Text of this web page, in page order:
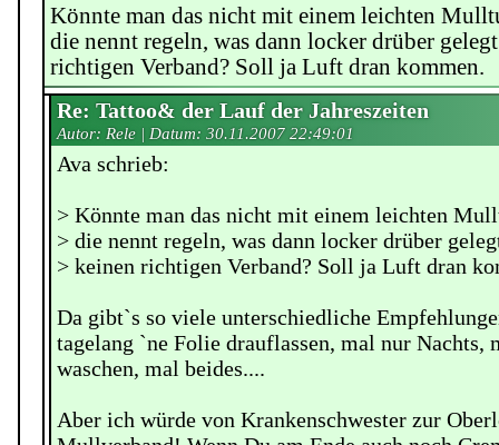
Könnte man das nicht mit einem leichten
die nennt regeln, was dann locker drüber
richtigen Verband? Soll ja Luft dran kommen.
Re: Tattoo& der Lauf der Jahreszeiten
Autor: Rele | Datum: 30.11.2007 22:49:01
Ava schrieb:
> Könnte man das nicht mit einem leichten
> die nennt regeln, was dann locker drüber
> keinen richtigen Verband? Soll ja Luft dran
Da gibt`s so viele unterschiedliche
tagelang `ne Folie drauflassen, mal nur Nachts,
waschen, mal beides....
Aber ich würde von Krankenschwester zur